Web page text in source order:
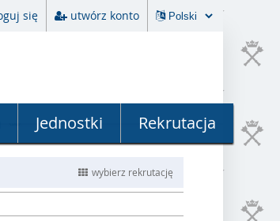
się utwórz konto
Jednostki Rekrutacja
wybierz rekrutację